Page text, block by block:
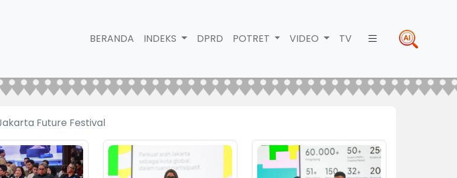
BERANDA INDEKS DPRD POTRET VIDEO TV
Future Festival